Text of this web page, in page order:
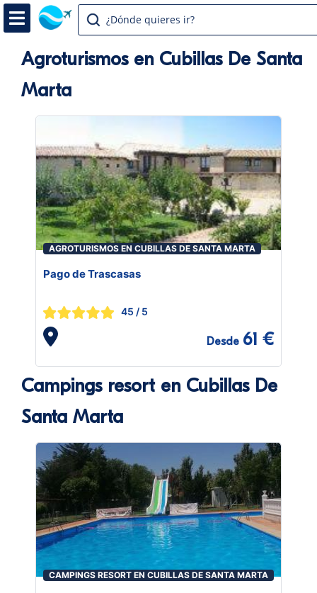
¿Dónde quieres ir?
Agroturismos en Cubillas De Santa
Marta
AGROTURISMOS EN CUBILLAS DE SANTA MARTA
Pago de Trascasas
45 / 5
Desde 61 €
Campings resort en Cubillas De
Santa Marta
CAMPINGS RESORT EN CUBILLAS DE SANTA MARTA